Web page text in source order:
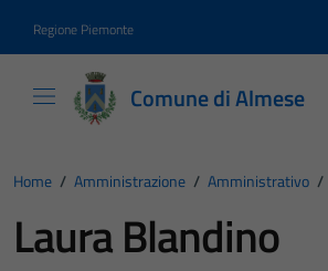
Regione Piemonte
Comune di Almese
Home / Amministrazione / Amministrativo /
Laura Blandino